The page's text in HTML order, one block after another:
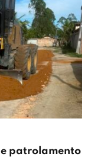
patrolamento